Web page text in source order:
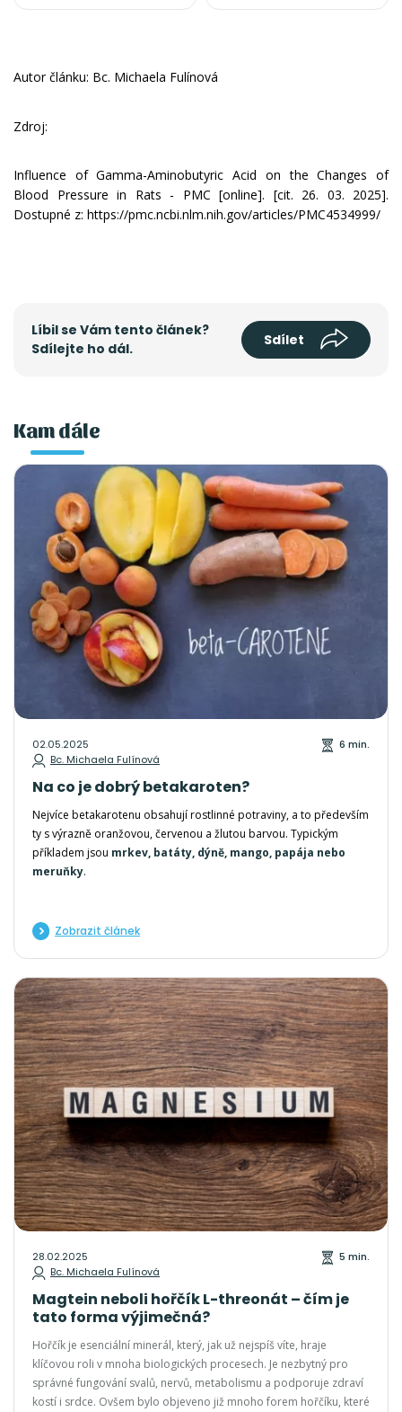
Autor článku: Bc. Michaela Fulínová
Zdroj:
Influence of Gamma-Aminobutyric Acid on the Changes of
Blood Pressure in Rats - PMC [online]. [cit. 26. 03. 2025].
Dostupné z: https://pmc.ncbi.nlm.nih.gov/articles/PMC4534999/
Líbil se Vám tento článek?
Sdílejte ho dál.
Sdílet
Kam dále
02.05.2025
Bc. Michaela Fulínová
6 min.
Na co je dobrý betakaroten?
Nejvíce betakarotenu obsahují rostlinné potraviny, a to především
ty s výrazně oranžovou, červenou a žlutou barvou. Typickým
příkladem jsou mrkev, batáty, dýně, mango, papája nebo
meruňky.
Zobrazit článek
28.02.2025
Bc. Michaela Fulínová
5 min.
Magtein neboli hořčík L-threonát – čím je
tato forma výjimečná?
Hořčík je esenciální minerál, který, jak už nejspíš víte, hraje
klíčovou roli v mnoha biologických procesech. Je nezbytný pro
správné fungování svalů, nervů, metabolismu a podporuje zdraví
kostí i srdce. Ovšem bylo objeveno již mnoho forem hořčíku, které